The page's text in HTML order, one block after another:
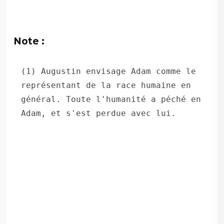
Note :
(1) Augustin envisage Adam comme le
représentant de la race humaine en
général. Toute l'humanité a péché en
Adam, et s'est perdue avec lui.